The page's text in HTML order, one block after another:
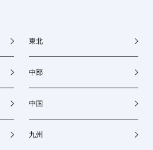
東北
中部
中国
九州